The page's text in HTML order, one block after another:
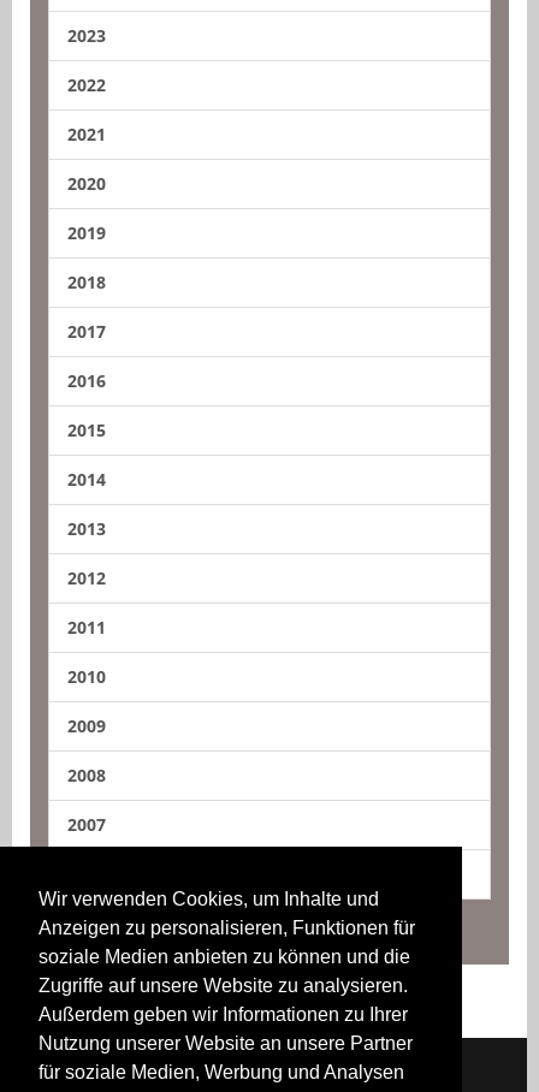
Wir verwenden Cookies, um Inhalte und
Anzeigen zu personalisieren, Funktionen für
soziale Medien anbieten zu können und die
Zugriffe auf unsere Website zu analysieren.
Außerdem geben wir Informationen zu Ihrer
Nutzung unserer Website an unsere Partner
für soziale Medien, Werbung und Analysen
2023
2022
2021
2020
2019
2018
2017
2016
2015
2014
2013
2012
2011
2010
2009
2008
2007